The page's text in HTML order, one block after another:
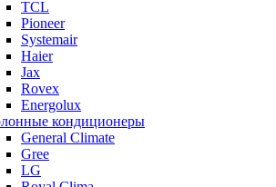
TCL
Pioneer
Systemair
Haier
Jax
Rovex
Energolux
кондиционеры
General Climate
Gree
LG